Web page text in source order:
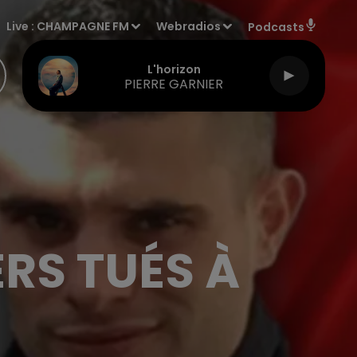
Live : CHAMPAGNE FM Webradios Podcasts
L'horizon
PIERRE GARNIER
TUÉS À